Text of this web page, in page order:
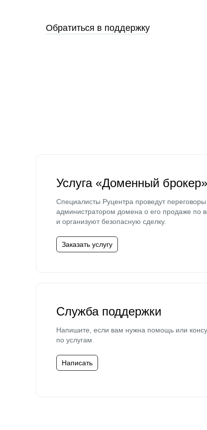
Обратиться в поддержку
Услуга «Доменный брокер»
Специалисты Руцентра проведут переговоры
администратором домена о его продаже по
и организуют безопасную сделку.
Заказать услугу
Служба поддержки
Напишите, если вам нужна помощь или
по услугам.
Написать